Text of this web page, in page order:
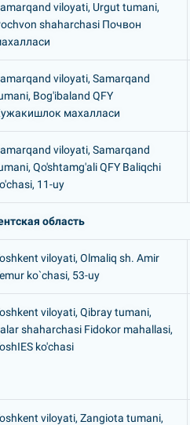
viloyati, Urgut tumani,
shaharchasi Почвон
viloyati, Samarqand
Bog'ibaland QFY
махалласи
viloyati, Samarqand
Qo'shtamg'ali QFY Baliqchi
11-uy
область
viloyati, Olmaliq sh. Amir
ko`chasi, 53-uy
viloyati, Qibray tumani,
shaharchasi Fidokor mahallasi,
ko'chasi
viloyati, Zangiota tumani,